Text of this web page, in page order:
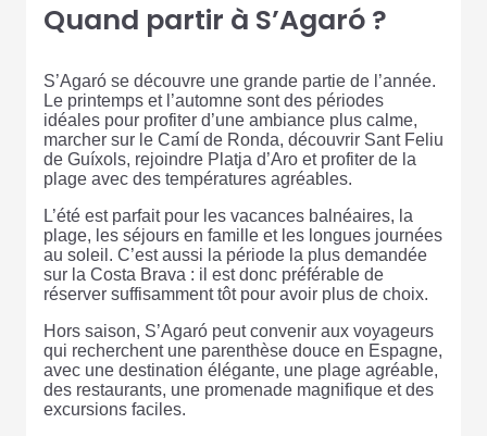
Quand partir à S’Agaró ?
S’Agaró se découvre une grande partie de l’année.
Le printemps et l’automne sont des périodes
idéales pour profiter d’une ambiance plus calme,
marcher sur le Camí de Ronda, découvrir Sant Feliu
de Guíxols, rejoindre Platja d’Aro et profiter de la
plage avec des températures agréables.
L’été est parfait pour les vacances balnéaires, la
plage, les séjours en famille et les longues journées
au soleil. C’est aussi la période la plus demandée
sur la Costa Brava : il est donc préférable de
réserver suffisamment tôt pour avoir plus de choix.
Hors saison, S’Agaró peut convenir aux voyageurs
qui recherchent une parenthèse douce en Espagne,
avec une destination élégante, une plage agréable,
des restaurants, une promenade magnifique et des
excursions faciles.